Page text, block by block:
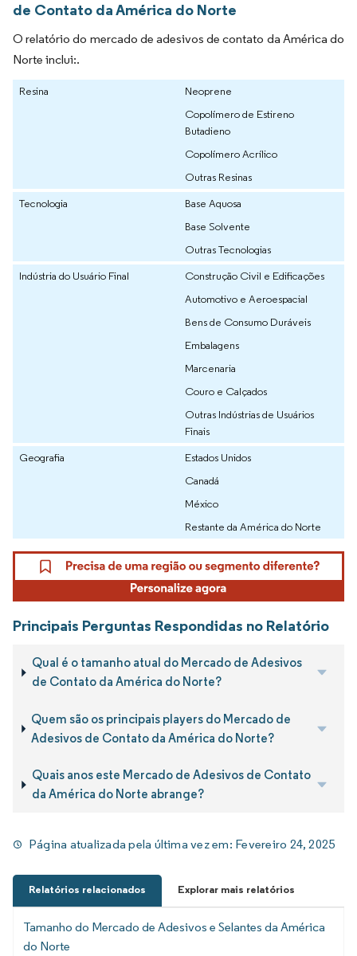
de Contato da América do Norte
O relatório do mercado de adesivos de contato da América do
Norte inclui:.
Resina
Neoprene
Copolímero de Estireno
Butadieno
Copolímero Acrílico
Outras Resinas
Tecnologia
Base Aquosa
Base Solvente
Outras Tecnologias
Indústria do Usuário Final
Construção Civil e Edificações
Automotivo e Aeroespacial
Bens de Consumo Duráveis
Embalagens
Marcenaria
Couro e Calçados
Outras Indústrias de Usuários
Finais
Geografia
Estados Unidos
Canadá
México
Restante da América do Norte
Principais Perguntas Respondidas no Relatório
Qual é o tamanho atual do Mercado de Adesivos
de Contato da América do Norte?
Quem são os principais players do Mercado de
Adesivos de Contato da América do Norte?
Quais anos este Mercado de Adesivos de Contato
da América do Norte abrange?
Página atualizada pela última vez em: Fevereiro 24, 2025
Relatórios relacionados Explorar mais relatórios
Tamanho do Mercado de Adesivos e Selantes da América
do Norte